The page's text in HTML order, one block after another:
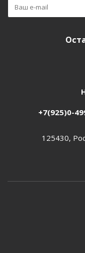
+7(925)0-
125430,